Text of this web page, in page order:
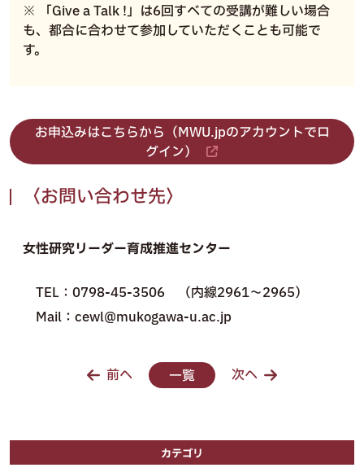
※ 「Give a Talk !」は6回すべての受講が難しい場合
も、都合に合わせて参加していただくことも可能で
す。
お申込みはこちらから（MWU.jpのアカウントでロ
グイン）
〈お問い合わせ先〉
女性研究リーダー育成推進センター
TEL：0798-45-3506 （内線2961～2965）
Mail：cewl@mukogawa-u.ac.jp
前へ 一覧 次へ
カテゴリ